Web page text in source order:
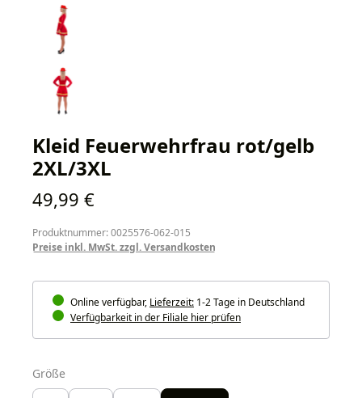
Kleid Feuerwehrfrau rot/gelb
2XL/3XL
Regulärer Preis:
49,99 €
Produktnummer: 0025576-062-015
Preise inkl. MwSt. zzgl. Versandkosten
Online verfügbar, Lieferzeit: 1-2 Tage in Deutschland
Verfügbarkeit in der Filiale hier prüfen
Größe